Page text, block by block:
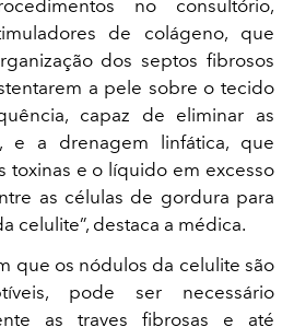
no consultório,
de colágeno, que
dos septos fibrosos
a pele sobre o tecido
capaz de eliminar as
e a drenagem linfática, que
toxinas e o líquido em excesso
as células de gordura para
celulite”, destaca a médica.
que os nódulos da celulite são
pode ser necessário
as traves fibrosas e até